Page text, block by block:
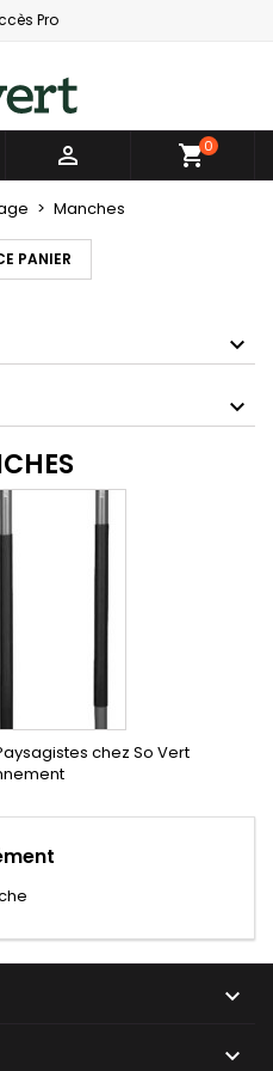
Pro
 0
Manches
PANIER
chez So Vert


((modalDeleteText))
pour ajouter des produits
Annuler